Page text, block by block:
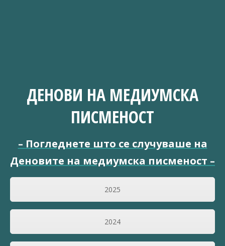
ДЕНОВИ НА МЕДИУМСКА
ПИСМЕНОСТ
– Погледнете што се случуваше на
Деновите на медиумска писменост –
2025
2024